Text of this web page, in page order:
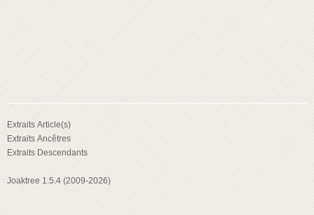
Extraits Article(s)
Extraits Ancêtres
Extraits Descendants
Joaktree 1.5.4 (2009-2026)